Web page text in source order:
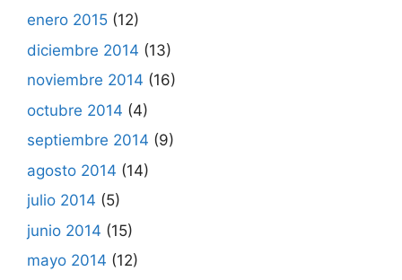
enero 2015 (12)
diciembre 2014 (13)
noviembre 2014 (16)
octubre 2014 (4)
septiembre 2014 (9)
agosto 2014 (14)
julio 2014 (5)
junio 2014 (15)
mayo 2014 (12)